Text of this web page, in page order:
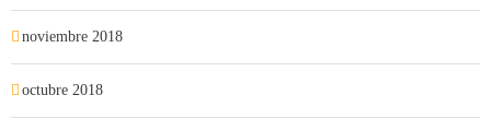
noviembre 2018
octubre 2018